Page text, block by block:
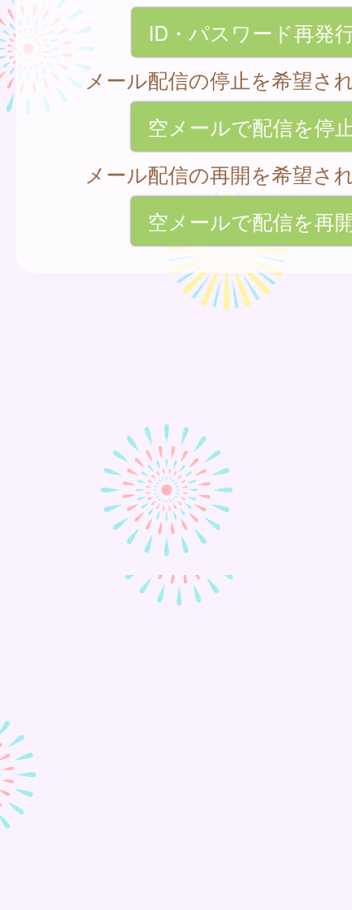
ID・パスワード再発
メール配信の停止を希望さ
空メールで配信を停
メール配信の再開を希望さ
空メールで配信を再